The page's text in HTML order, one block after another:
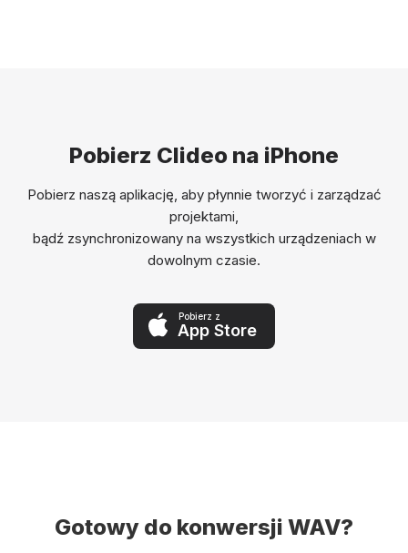
Pobierz Clideo na iPhone
Pobierz naszą aplikację, aby płynnie tworzyć i zarządzać
projektami,
bądź zsynchronizowany na wszystkich urządzeniach w
dowolnym czasie.
Pobierz z
App Store
Gotowy do konwersji WAV?